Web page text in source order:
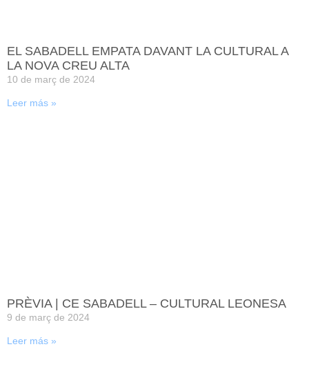
EL SABADELL EMPATA DAVANT LA CULTURAL A
LA NOVA CREU ALTA
10 de març de 2024
Leer más »
PRÈVIA | CE SABADELL – CULTURAL LEONESA
9 de març de 2024
Leer más »